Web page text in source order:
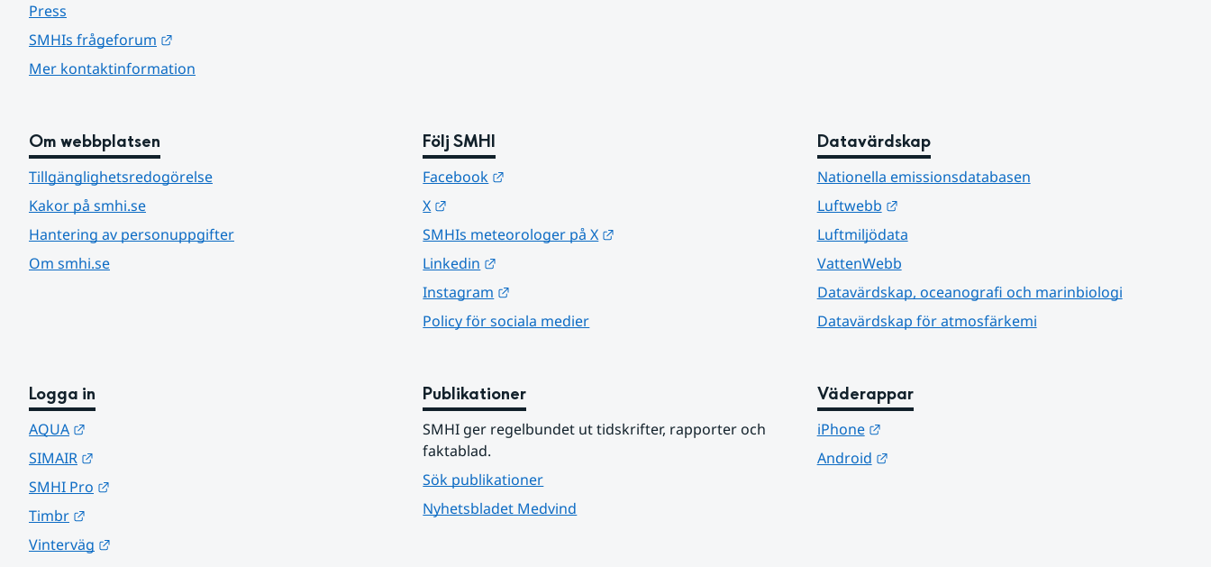
Press
SMHIs frågeforum
Mer kontaktinformation
Om webbplatsen
Tillgänglighetsredogörelse
Kakor på smhi.se
Hantering av personuppgifter
Om smhi.se
Följ SMHI
Facebook
X
SMHIs meteorologer på X
Linkedin
Instagram
Policy för sociala medier
Datavärdskap
Nationella emissionsdatabasen
Luftwebb
Länk till annan webbplats.
Luftmiljödata
VattenWebb
Datavärdskap, oceanografi och marinbiologi
Datavärdskap för atmosfärkemi
Logga in
AQUA
SIMAIR
SMHI Pro
Timbr
Vinterväg
Publikationer
SMHI ger regelbundet ut tidskrifter, rapporter och
faktablad.
Sök publikationer
Nyhetsbladet Medvind
Väderappar
iPhone
Länk till annan webbplats.
Android
Länk till annan webbplats.